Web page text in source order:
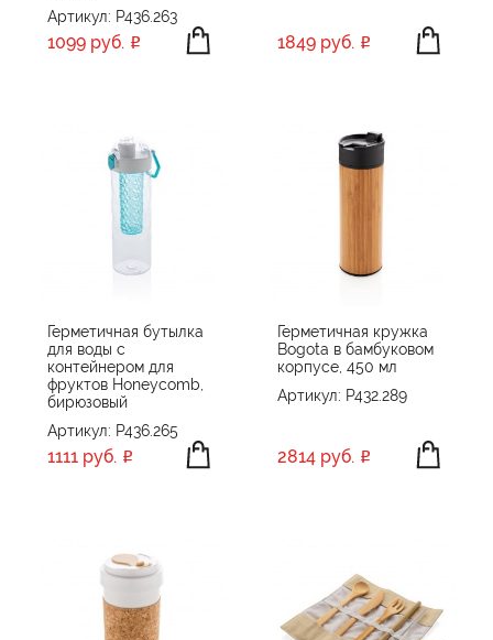
Артикул: P436.263
1099 руб. 1849 руб.
Герметичная бутылка
для воды с
контейнером для
фруктов Honeycomb,
бирюзовый
Артикул: P436.265
1111 руб.
Герметичная кружка
Bogota в бамбуковом
корпусе, 450 мл
Артикул: P432.289
2814 руб.